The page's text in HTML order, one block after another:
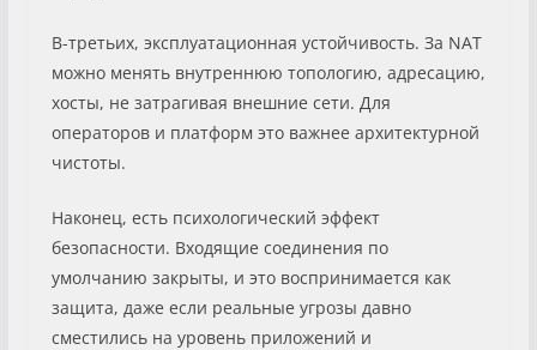
В-третьих, эксплуатационная устойчивость. За NAT
можно менять внутреннюю топологию, адресацию,
хосты, не затрагивая внешние сети. Для
операторов и платформ это важнее архитектурной
чистоты.
Наконец, есть психологический эффект
безопасности. Входящие соединения по
умолчанию закрыты, и это воспринимается как
защита, даже если реальные угрозы давно
сместились на уровень приложений и